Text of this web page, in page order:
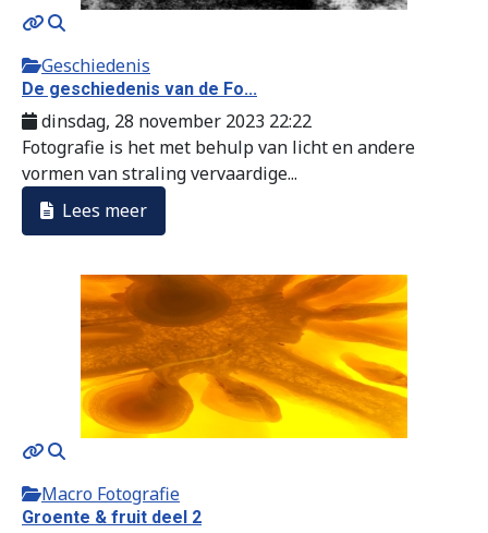
Geschiedenis
De geschiedenis van de Fo...
dinsdag, 28 november 2023 22:22
Fotografie is het met behulp van licht en andere
vormen van straling vervaardige...
Lees meer
Macro Fotografie
Groente & fruit deel 2